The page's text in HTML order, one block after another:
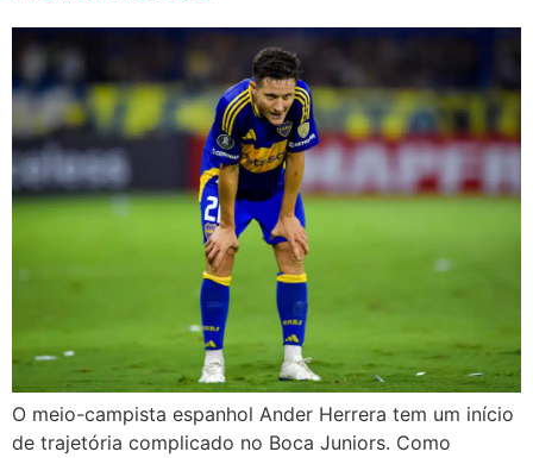
O meio-campista espanhol Ander Herrera tem um início
de trajetória complicado no Boca Juniors. Como